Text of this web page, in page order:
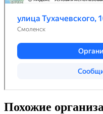
Похожие